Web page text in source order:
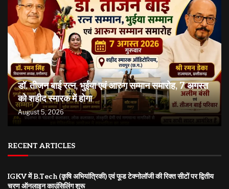
डॉ. तीजन बाई रत्न, भुईया एवं आरुग सम्मान समारोह, 7 अगस्त
को शहीद स्मारक में होगा
August 5, 2026
RECENT ARTICLES
IGKV में B.Tech (कृषि अभियांत्रिकी) एवं फूड टेक्नोलॉजी की रिक्त सीटों पर द्वितीय
चरण ऑनलाइन काउंसिलिंग शुरू